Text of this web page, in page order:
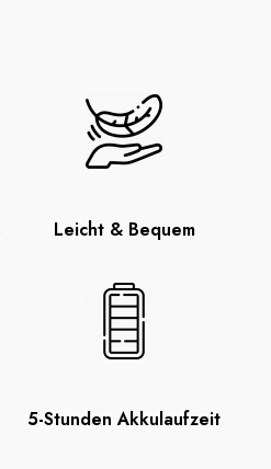
Leicht & Bequem
5-Stunden Akkulaufzeit